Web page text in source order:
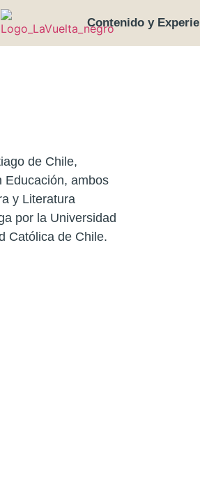
Contenido y
de Chile,
Educación, ambos
y Literatura
por la Universidad
Católica de Chile.